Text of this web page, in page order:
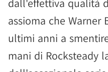
dall'effettiva qualità
assioma che Warner
ultimi anni a
mani di Rocksteady